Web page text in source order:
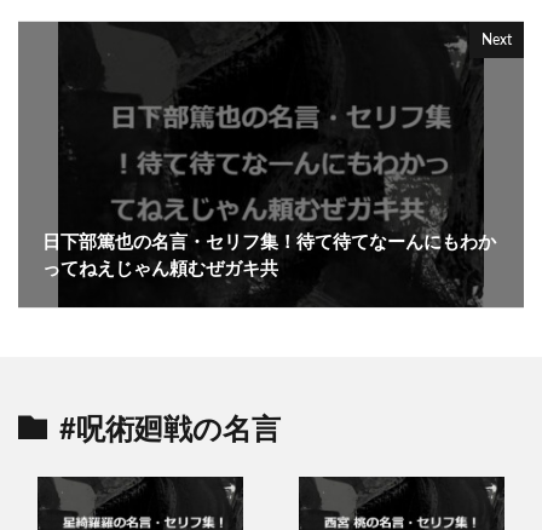
Next
日下部篤也の名言・セリフ集！待て待てなーんにもわか
ってねえじゃん頼むぜガキ共
#呪術廻戦の名言